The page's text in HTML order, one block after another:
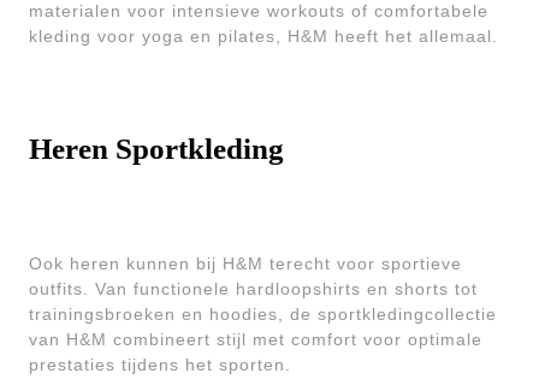
materialen voor intensieve workouts of comfortabele
kleding voor yoga en pilates, H&M heeft het allemaal.
Heren Sportkleding
Ook heren kunnen bij H&M terecht voor sportieve
outfits. Van functionele hardloopshirts en shorts tot
trainingsbroeken en hoodies, de sportkledingcollectie
van H&M combineert stijl met comfort voor optimale
prestaties tijdens het sporten.